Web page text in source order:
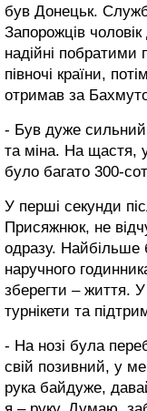
був Донецьк.
Запорожців
надійні
півночі країни,
отримав за
- Був дуже сильний
та міна. На щастя,
було багато 300-
У перші секунди
Присяжнюк, не
одразу. Найбільше
наручного
зберегти – життя.
турнікети та
- На нозі була
свій позивний, у
рука байдуже,